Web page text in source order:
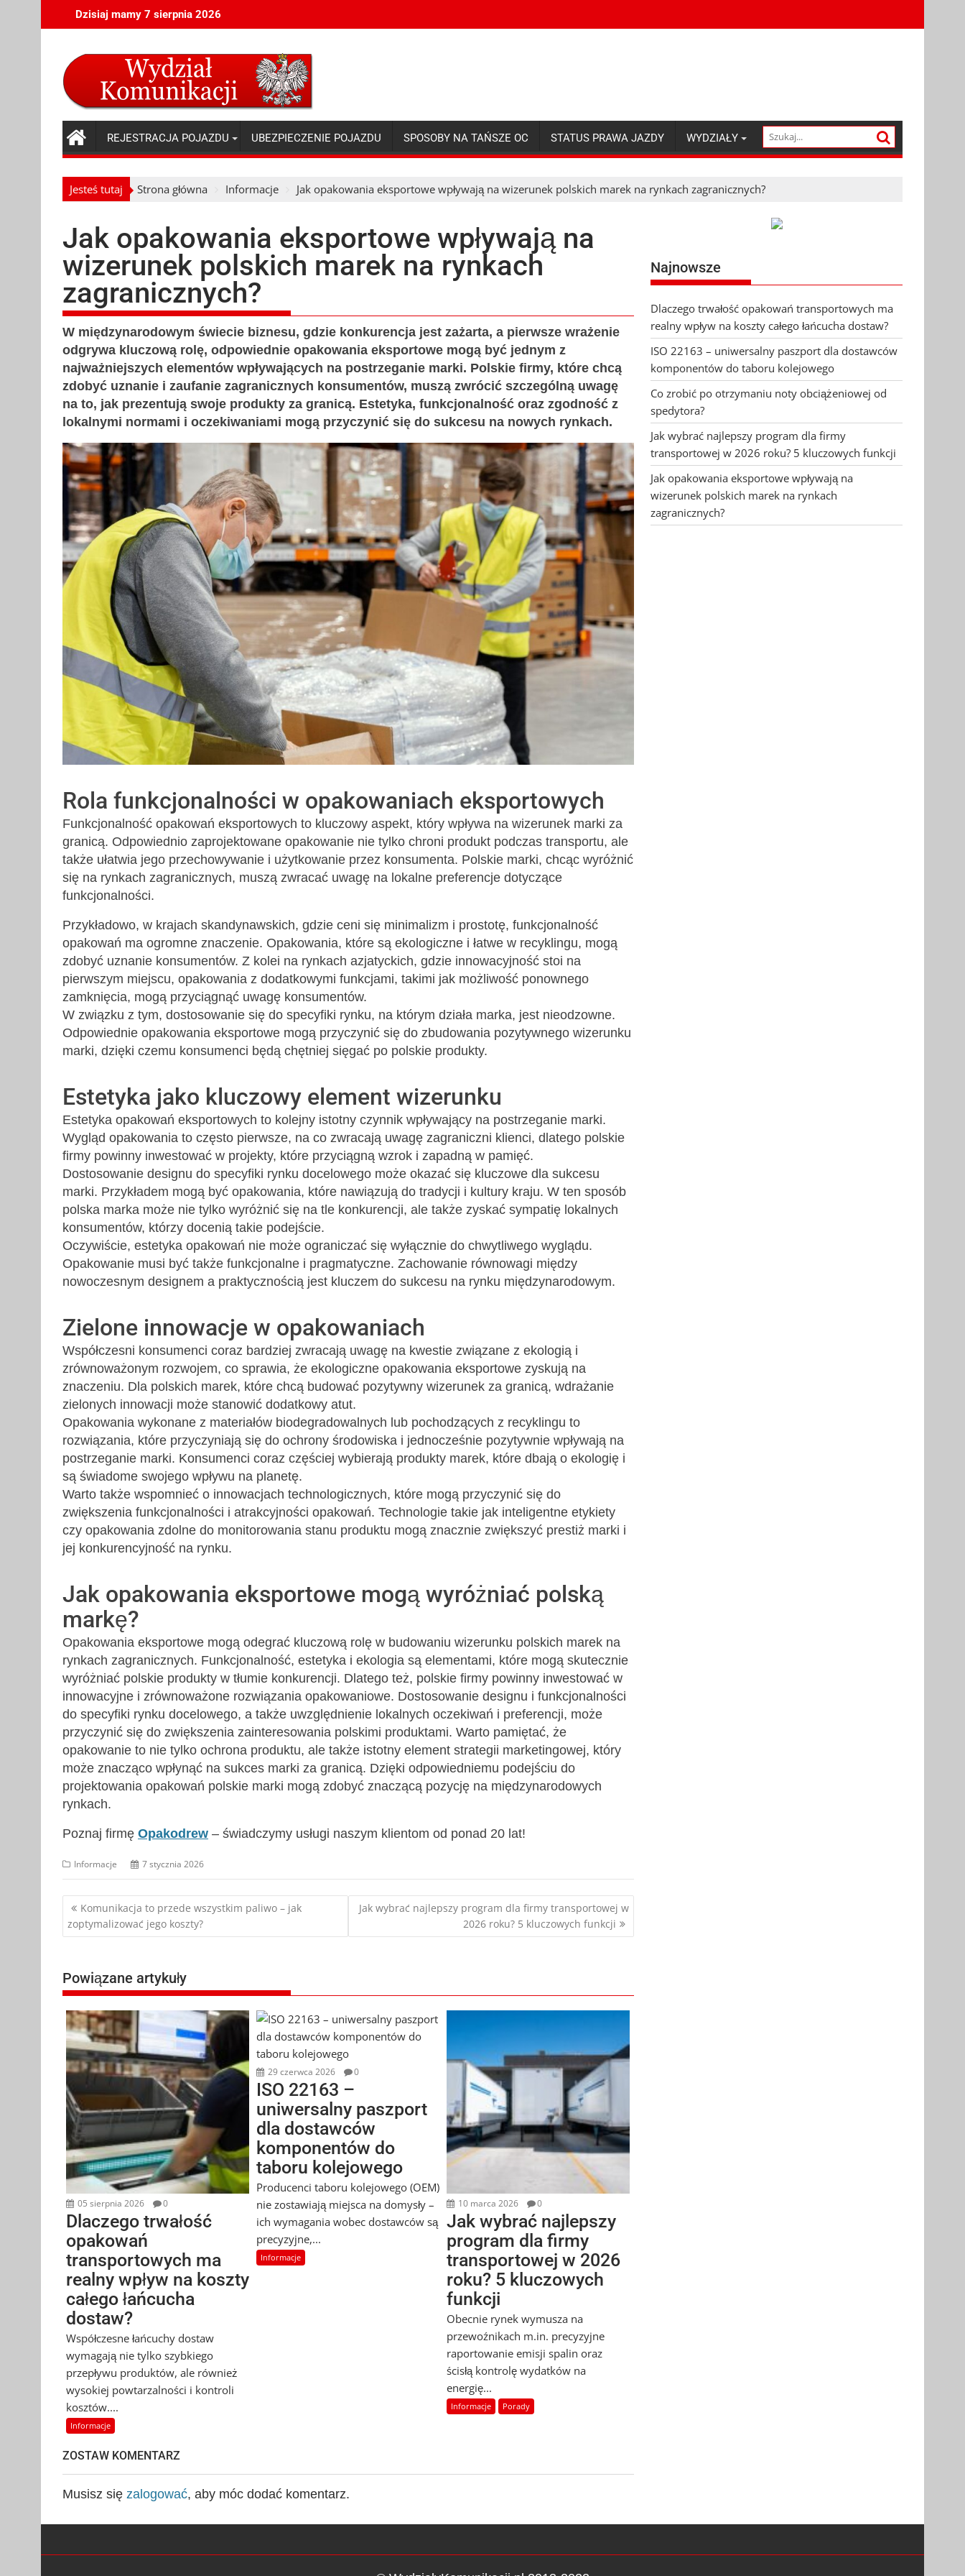
to
Dzisiaj mamy 7 sierpnia 2026
REJESTRACJA POJAZDU UBEZPIECZENIE POJAZDU SPOSOBY NA TAŃSZE OC STATUS PRAWA JAZDY WYDZIAŁY
Jesteś tutaj Strona główna Informacje Jak opakowania eksportowe wpływają na wizerunek polskich marek na rynkach zagranicznych?
Jak opakowania eksportowe wpływają na
wizerunek polskich marek na rynkach
zagranicznych?
W międzynarodowym świecie biznesu, gdzie konkurencja jest zażarta, a pierwsze wrażenie
odgrywa kluczową rolę, odpowiednie opakowania eksportowe mogą być jednym z
najważniejszych elementów wpływających na postrzeganie marki. Polskie firmy, które chcą
zdobyć uznanie i zaufanie zagranicznych konsumentów, muszą zwrócić szczególną uwagę
na to, jak prezentują swoje produkty za granicą. Estetyka, funkcjonalność oraz zgodność z
lokalnymi normami i oczekiwaniami mogą przyczynić się do sukcesu na nowych rynkach.
Rola funkcjonalności w opakowaniach eksportowych
Funkcjonalność opakowań eksportowych to kluczowy aspekt, który wpływa na wizerunek marki za
granicą. Odpowiednio zaprojektowane opakowanie nie tylko chroni produkt podczas transportu, ale
także ułatwia jego przechowywanie i użytkowanie przez konsumenta. Polskie marki, chcąc wyróżnić
się na rynkach zagranicznych, muszą zwracać uwagę na lokalne preferencje dotyczące
funkcjonalności.
Przykładowo, w krajach skandynawskich, gdzie ceni się minimalizm i prostotę, funkcjonalność
opakowań ma ogromne znaczenie. Opakowania, które są ekologiczne i łatwe w recyklingu, mogą
zdobyć uznanie konsumentów. Z kolei na rynkach azjatyckich, gdzie innowacyjność stoi na
pierwszym miejscu, opakowania z dodatkowymi funkcjami, takimi jak możliwość ponownego
zamknięcia, mogą przyciągnąć uwagę konsumentów.
W związku z tym, dostosowanie się do specyfiki rynku, na którym działa marka, jest nieodzowne.
Odpowiednie opakowania eksportowe mogą przyczynić się do zbudowania pozytywnego wizerunku
marki, dzięki czemu konsumenci będą chętniej sięgać po polskie produkty.
Estetyka jako kluczowy element wizerunku
Estetyka opakowań eksportowych to kolejny istotny czynnik wpływający na postrzeganie marki.
Wygląd opakowania to często pierwsze, na co zwracają uwagę zagraniczni klienci, dlatego polskie
firmy powinny inwestować w projekty, które przyciągną wzrok i zapadną w pamięć.
Dostosowanie designu do specyfiki rynku docelowego może okazać się kluczowe dla sukcesu
marki. Przykładem mogą być opakowania, które nawiązują do tradycji i kultury kraju. W ten sposób
polska marka może nie tylko wyróżnić się na tle konkurencji, ale także zyskać sympatię lokalnych
konsumentów, którzy docenią takie podejście.
Oczywiście, estetyka opakowań nie może ograniczać się wyłącznie do chwytliwego wyglądu.
Opakowanie musi być także funkcjonalne i pragmatyczne. Zachowanie równowagi między
nowoczesnym designem a praktycznością jest kluczem do sukcesu na rynku międzynarodowym.
Zielone innowacje w opakowaniach
Współczesni konsumenci coraz bardziej zwracają uwagę na kwestie związane z ekologią i
zrównoważonym rozwojem, co sprawia, że ekologiczne opakowania eksportowe zyskują na
znaczeniu. Dla polskich marek, które chcą budować pozytywny wizerunek za granicą, wdrażanie
zielonych innowacji może stanowić dodatkowy atut.
Opakowania wykonane z materiałów biodegradowalnych lub pochodzących z recyklingu to
rozwiązania, które przyczyniają się do ochrony środowiska i jednocześnie pozytywnie wpływają na
postrzeganie marki. Konsumenci coraz częściej wybierają produkty marek, które dbają o ekologię i
są świadome swojego wpływu na planetę.
Warto także wspomnieć o innowacjach technologicznych, które mogą przyczynić się do
zwiększenia funkcjonalności i atrakcyjności opakowań. Technologie takie jak inteligentne etykiety
czy opakowania zdolne do monitorowania stanu produktu mogą znacznie zwiększyć prestiż marki i
jej konkurencyjność na rynku.
Jak opakowania eksportowe mogą wyróżniać polską
markę?
Opakowania eksportowe mogą odegrać kluczową rolę w budowaniu wizerunku polskich marek na
rynkach zagranicznych. Funkcjonalność, estetyka i ekologia są elementami, które mogą skutecznie
wyróżniać polskie produkty w tłumie konkurencji. Dlatego też, polskie firmy powinny inwestować w
innowacyjne i zrównoważone rozwiązania opakowaniowe. Dostosowanie designu i funkcjonalności
do specyfiki rynku docelowego, a także uwzględnienie lokalnych oczekiwań i preferencji, może
przyczynić się do zwiększenia zainteresowania polskimi produktami. Warto pamiętać, że
opakowanie to nie tylko ochrona produktu, ale także istotny element strategii marketingowej, który
może znacząco wpłynąć na sukces marki za granicą. Dzięki odpowiedniemu podejściu do
projektowania opakowań polskie marki mogą zdobyć znaczącą pozycję na międzynarodowych
rynkach.
Poznaj firmę Opakodrew – świadczymy usługi naszym klientom od ponad 20 lat!
Informacje 7 stycznia 2026
Nawigacja
wpisu
Komunikacja to przede wszystkim paliwo – jak
zoptymalizować jego koszty?
Jak wybrać najlepszy program dla firmy transportowej w
2026 roku? 5 kluczowych funkcji
Powiązane artykuły
05 sierpnia 2026 0
Dlaczego trwałość
opakowań
transportowych ma
realny wpływ na koszty
całego łańcucha
dostaw?
Współczesne łańcuchy dostaw
wymagają nie tylko szybkiego
przepływu produktów, ale również
wysokiej powtarzalności i kontroli
kosztów....
Informacje
29 czerwca 2026 0
ISO 22163 –
uniwersalny paszport
dla dostawców
komponentów do
taboru kolejowego
Producenci taboru kolejowego (OEM)
nie zostawiają miejsca na domysły –
ich wymagania wobec dostawców są
precyzyjne,...
Informacje
10 marca 2026 0
Jak wybrać najlepszy
program dla firmy
transportowej w 2026
roku? 5 kluczowych
funkcji
Obecnie rynek wymusza na
przewoźnikach m.in. precyzyjne
raportowanie emisji spalin oraz
ścisłą kontrolę wydatków na
energię...
Informacje Porady
ZOSTAW KOMENTARZ
Musisz się zalogować, aby móc dodać komentarz.
Najnowsze
Dlaczego trwałość opakowań transportowych ma
realny wpływ na koszty całego łańcucha dostaw?
ISO 22163 – uniwersalny paszport dla dostawców
komponentów do taboru kolejowego
Co zrobić po otrzymaniu noty obciążeniowej od
spedytora?
Jak wybrać najlepszy program dla firmy
transportowej w 2026 roku? 5 kluczowych funkcji
Jak opakowania eksportowe wpływają na
wizerunek polskich marek na rynkach
zagranicznych?